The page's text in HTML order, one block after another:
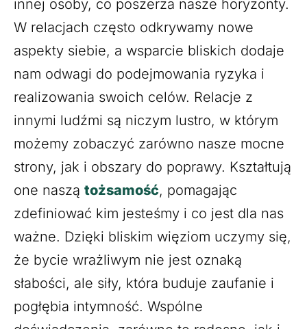
innej osoby, co poszerza nasze horyzonty.
W relacjach często odkrywamy nowe
aspekty siebie, a wsparcie bliskich dodaje
nam odwagi do podejmowania ryzyka i
realizowania swoich celów. Relacje z
innymi ludźmi są niczym lustro, w którym
możemy zobaczyć zarówno nasze mocne
strony, jak i obszary do poprawy. Kształtują
one naszą tożsamość, pomagając
zdefiniować kim jesteśmy i co jest dla nas
ważne. Dzięki bliskim więziom uczymy się,
że bycie wrażliwym nie jest oznaką
słabości, ale siły, która buduje zaufanie i
pogłębia intymność. Wspólne